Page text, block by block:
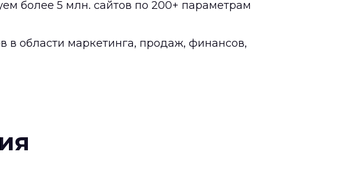
более 5 млн. сайтов по 200+ параметрам
в области маркетинга, продаж, финансов,